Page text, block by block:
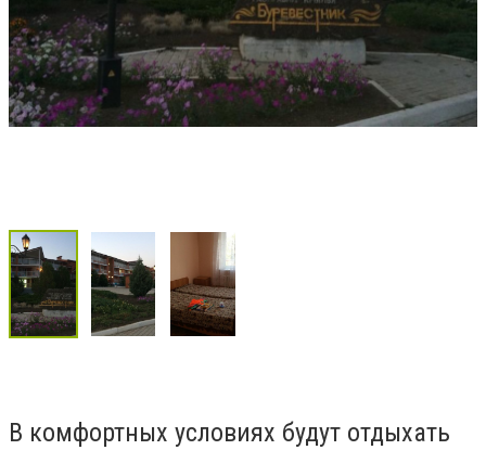
В комфортных условиях будут отдыхать